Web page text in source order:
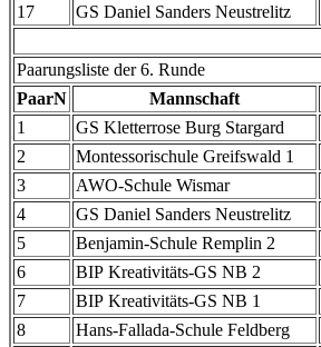
17
GS Daniel Sanders Neustrelitz
Paarungsliste der 6. Runde
PaarN
Mannschaft
1
GS Kletterrose Burg Stargard
2
Montessorischule Greifswald 1
3
AWO-Schule Wismar
4
GS Daniel Sanders Neustrelitz
5
Benjamin-Schule Remplin 2
6
BIP Kreativitäts-GS NB 2
7
BIP Kreativitäts-GS NB 1
8
Hans-Fallada-Schule Feldberg